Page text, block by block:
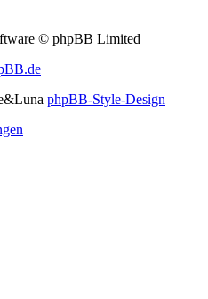
© phpBB Limited
phpBB-Style-Design